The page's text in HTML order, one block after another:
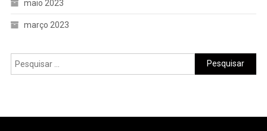
maio 2023
março 2023